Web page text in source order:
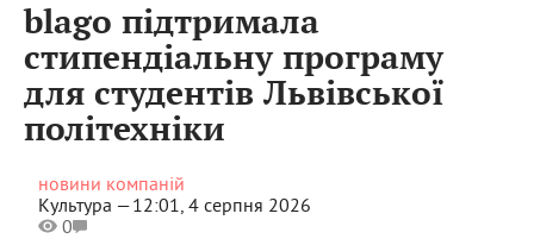
blago підтримала
стипендіальну програму
для студентів Львівської
політехніки
новини компаній
Культура —12:01, 4 серпня 2026
0